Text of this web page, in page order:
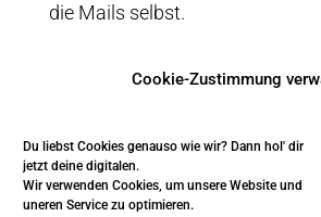
Cookie-Zustimmung
Du liebst Cookies genauso wie wir? Dann hol' dir
jetzt deine digitalen.
Wir verwenden Cookies, um unsere Website und
uneren Service zu optimieren.
die Mails selbst.
Vertrauen und Bindung auf, sie
deine Informationen. Das
fast automatisch, indem du